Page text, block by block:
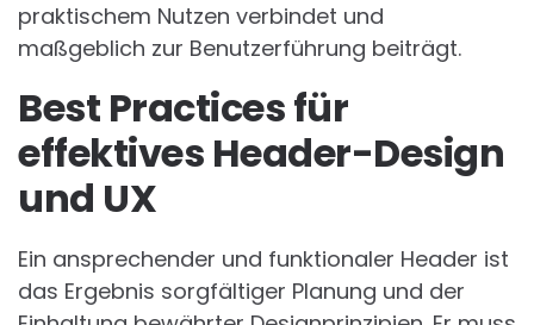
praktischem Nutzen verbindet und
maßgeblich zur Benutzerführung beiträgt.
Best Practices für
effektives Header-Design
und UX
Ein ansprechender und funktionaler Header ist
das Ergebnis sorgfältiger Planung und der